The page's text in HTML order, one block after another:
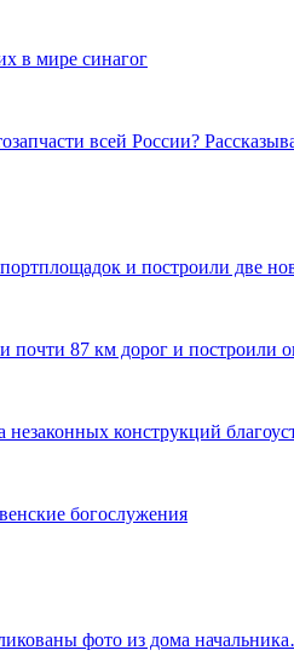
в мире синагог
всей России?
и построили две
почти 87 км дорог и построили
незаконных конструкций
богослужения
фото из дома